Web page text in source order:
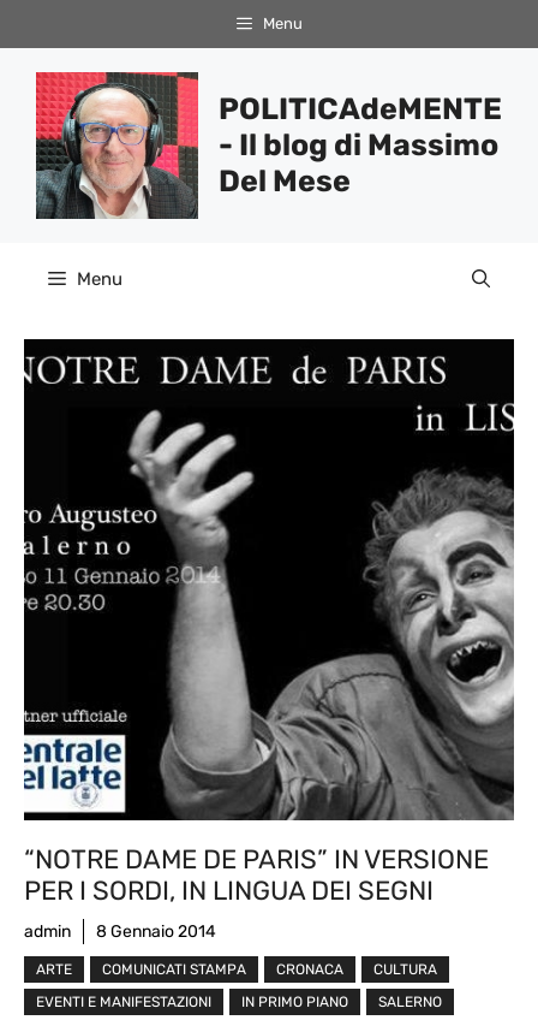
al
contenuto
Menu
POLITICAdeMENTE
- Il blog di Massimo
Del Mese
Menu
“NOTRE DAME DE PARIS” IN VERSIONE
PER I SORDI, IN LINGUA DEI SEGNI
admin 8 Gennaio 2014
ARTE COMUNICATI STAMPA CRONACA
CULTURA
EVENTI E MANIFESTAZIONI
IN PRIMO PIANO SALERNO